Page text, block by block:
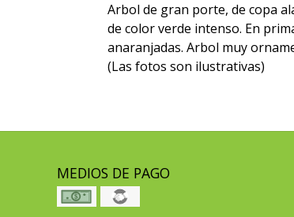
Arbol de gran porte, de copa
de color verde intenso. En
anaranjadas. Arbol muy
(Las fotos son ilustrativas)
MEDIOS DE PAGO